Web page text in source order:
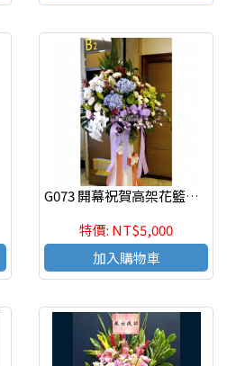
G073 開幕祝賀高架花籃、開幕藝術花籃 慶祝榮陞、開幕喬遷(一個)
特價: NT$5,000
加入購物車